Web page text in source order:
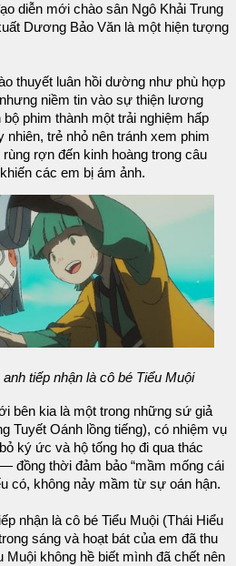
diễn mới chào sân Ngô Khải Trung
Dương Bảo Văn là một hiện tượng
thuyết luân hồi dường như phù hợp
niềm tin vào sự thiện lương
phim thành một trải nghiệm hấp
nhiên, trẻ nhỏ nên tránh xem phim
rợn đến kinh hoàng trong câu
các em bị ám ảnh.
tiếp nhận là cô bé Tiểu Muội
bên kia là một trong những sứ giả
Tuyết Oánh lồng tiếng), có nhiệm vụ
ký ức và hộ tống họ đi qua thác
đồng thời đảm bảo “mầm mống cái
có, không nảy mầm từ sự oán hận.
nhận là cô bé Tiểu Muội (Thái Hiểu
sáng và hoạt bát của em đã thu
Muội không hề biết mình đã chết nên